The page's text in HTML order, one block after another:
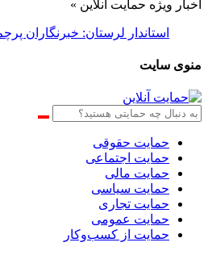
اخبار ویژه حمایت آنلاین »
استاندار لرستان: خبرنگاران
منوی سایت
حمایت حقوقی
حمایت اجتماعی
حمایت مالی
حمایت سیاسی
حمایت تجاری
حمایت عمومی
حمایت از کسب‌وکار